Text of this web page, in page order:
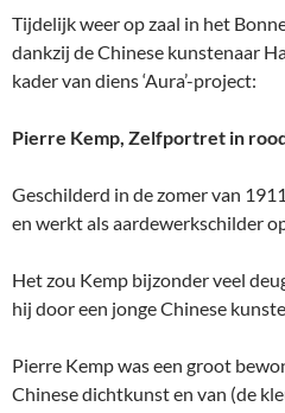
Tijdelijk weer op zaal in het
dankzij de Chinese kunstenaar
kader van diens ‘Aura’-project:
Pierre Kemp, Zelfportret in
Geschilderd in de zomer van
en werkt als aardewerkschilder
Het zou Kemp bijzonder veel
hij door een jonge Chinese
Pierre Kemp was een groot
Chinese dichtkunst en van (de